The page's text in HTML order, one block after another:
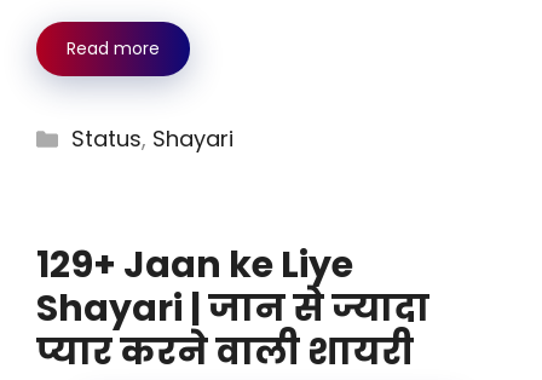
Read more
Categories
Status, Shayari
129+ Jaan ke Liye
Shayari | जान से ज्यादा
प्यार करने वाली शायरी